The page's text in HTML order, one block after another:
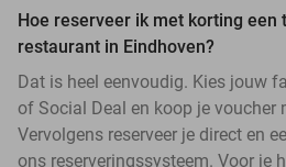
Hoe reserveer ik met korting
restaurant in Eindhoven?
Dat is heel eenvoudig. Kies jouw
of Social Deal en koop je voucher
Vervolgens reserveer je direct en
ons reserveringssysteem. Voor je